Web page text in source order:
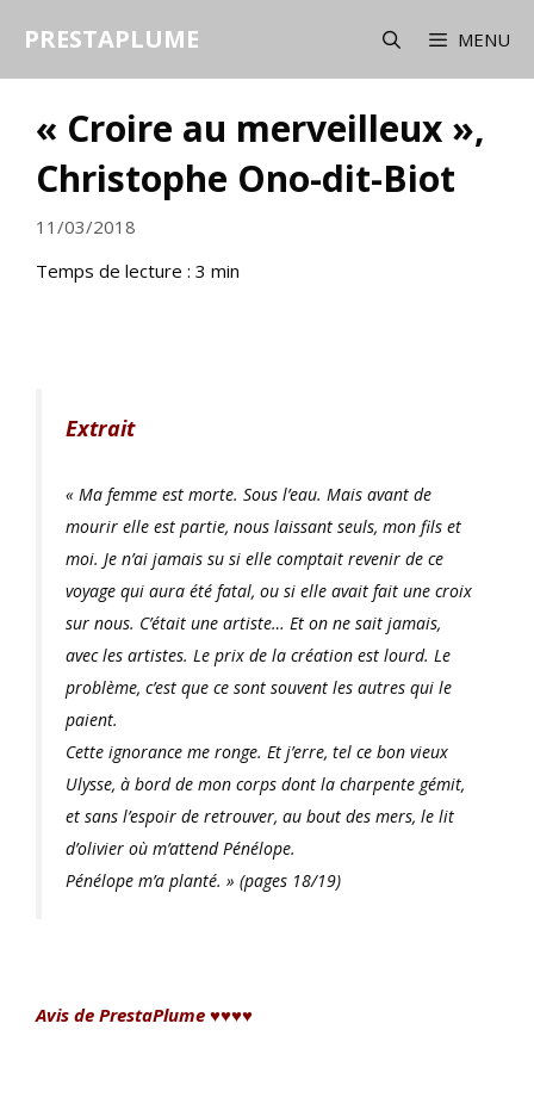
PRESTAPLUME MENU
« Croire au merveilleux »,
Christophe Ono-dit-Biot
11/03/2018
Temps de lecture : 3 min
Extrait
« Ma femme est morte. Sous l’eau. Mais avant de
mourir elle est partie, nous laissant seuls, mon fils et
moi. Je n’ai jamais su si elle comptait revenir de ce
voyage qui aura été fatal, ou si elle avait fait une croix
sur nous. C’était une artiste… Et on ne sait jamais,
avec les artistes. Le prix de la création est lourd. Le
problème, c’est que ce sont souvent les autres qui le
paient.
Cette ignorance me ronge. Et j’erre, tel ce bon vieux
Ulysse, à bord de mon corps dont la charpente gémit,
et sans l’espoir de retrouver, au bout des mers, le lit
d’olivier où m’attend Pénélope.
Pénélope m’a planté. » (pages 18/19)
Avis de PrestaPlume ♥♥♥♥